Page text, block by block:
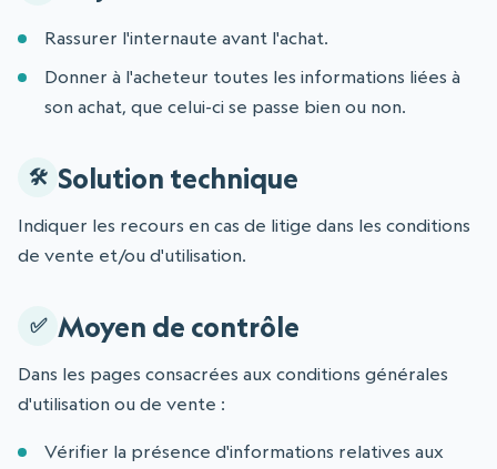
Rassurer l'internaute avant l'achat.
Donner à l'acheteur toutes les informations liées à
son achat, que celui-ci se passe bien ou non.
Solution technique
Indiquer les recours en cas de litige dans les conditions
de vente et/ou d'utilisation.
Moyen de contrôle
Dans les pages consacrées aux conditions générales
d'utilisation ou de vente :
Vérifier la présence d'informations relatives aux